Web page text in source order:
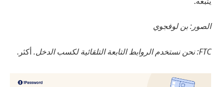
الصور: بن لوفجوي
FTC: نحن نستخدم الروابط التابعة التلقائية لكسب الدخل. أكثر.